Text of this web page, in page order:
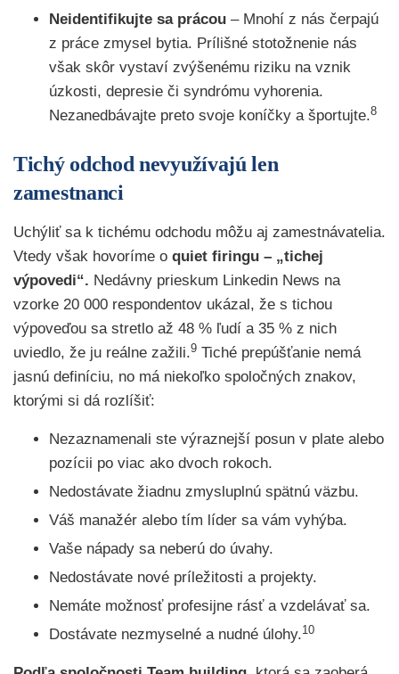
Neidentifikujte sa prácou – Mnohí z nás čerpajú
z práce zmysel bytia. Prílišné stotožnenie nás
však skôr vystaví zvýšenému riziku na vznik
úzkosti, depresie či syndrómu vyhorenia.
Nezanedbávajte preto svoje koníčky a športujte.8
Tichý odchod nevyužívajú len
zamestnanci
Uchýliť sa k tichému odchodu môžu aj zamestnávatelia.
Vtedy však hovoríme o quiet firingu – „tichej
výpovedi“. Nedávny prieskum Linkedin News na
vzorke 20 000 respondentov ukázal, že s tichou
výpoveďou sa stretlo až 48 % ľudí a 35 % z nich
uviedlo, že ju reálne zažili.9 Tiché prepúšťanie nemá
jasnú definíciu, no má niekoľko spoločných znakov,
ktorými si dá rozlíšiť:
Nezaznamenali ste výraznejší posun v plate alebo
pozícii po viac ako dvoch rokoch.
Nedostávate žiadnu zmysluplnú spätnú väzbu.
Váš manažér alebo tím líder sa vám vyhýba.
Vaše nápady sa neberú do úvahy.
Nedostávate nové príležitosti a projekty.
Nemáte možnosť profesijne rásť a vzdelávať sa.
Dostávate nezmyselné a nudné úlohy.10